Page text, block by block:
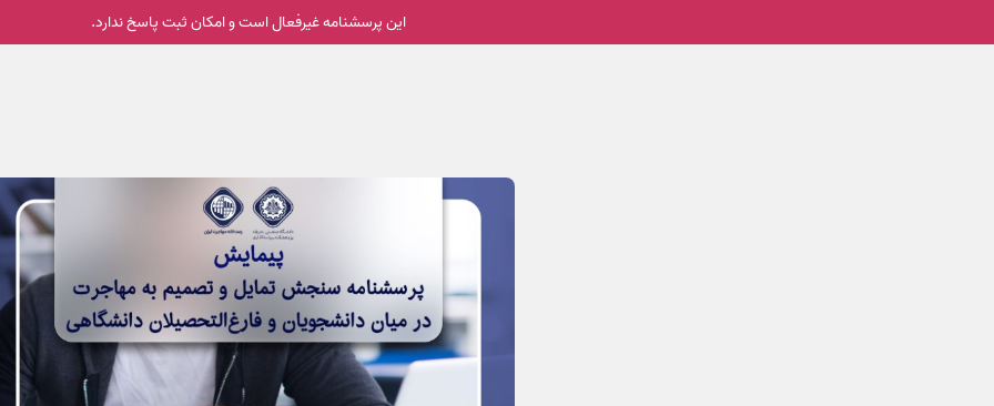
این پرسشنامه غیر‌فعال است و امکان ثبت پاسخ ندارد.